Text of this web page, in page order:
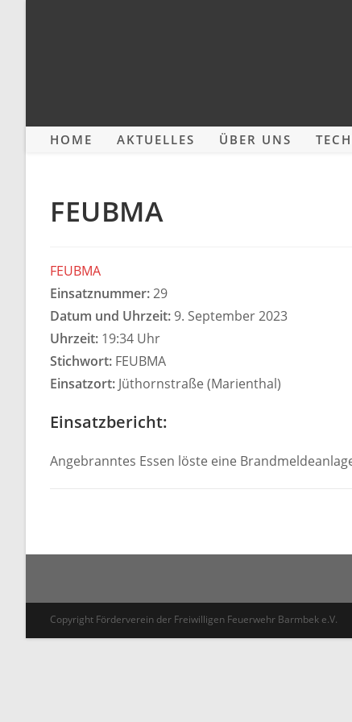
HOME AKTUELLES ÜBER UNS
FEUBMA
FEUBMA
Einsatznummer:29
Datum und Uhrzeit: 9. September 2023
Uhrzeit: 19:34 Uhr
Stichwort: FEUBMA
Einsatzort: Jüthornstraße (Marienthal)
Einsatzbericht:
Angebranntes Essen löste eine
Copyright Förderverein der Freiwilligen Feuerwehr Barmbek e.V.